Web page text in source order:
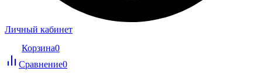
Личный кабинет
Корзина0
Сравнение0